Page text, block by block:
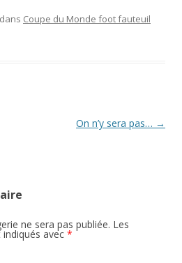
Coupe du Monde foot fauteuil
On n’y sera pas… →
ne sera pas publiée. Les
avec *